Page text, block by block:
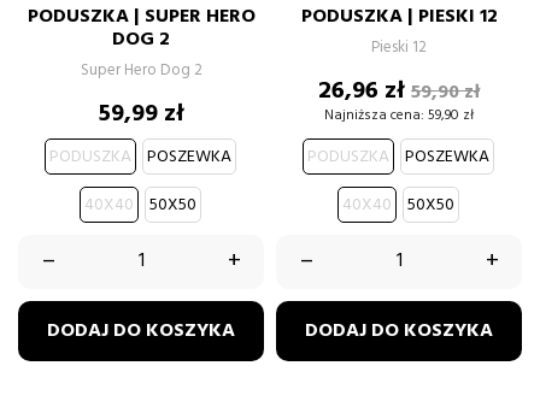
PODUSZKA | SUPER HERO
DOG 2
Super Hero Dog 2
Cena
59,99 zł
PODUSZKA
POSZEWKA
40X40
50X50
– +
DODAJ DO KOSZYKA
PODUSZKA | PIESKI 12
Pieski 12
Cena
26,96 złCena
59,90 zł
Najniższa cena: 59,90 zł
PODUSZKA
POSZEWKA
40X40
50X50
– +
DODAJ DO KOSZYKA